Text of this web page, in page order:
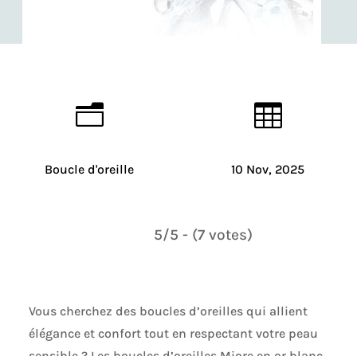
n
Boucle d'oreille

10 Nov, 2025
5/5 - (7 votes)
Vous cherchez des boucles d’oreilles qui allient
élégance et confort tout en respectant votre peau